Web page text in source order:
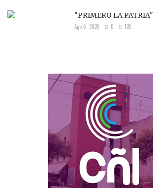
"PRIMERO LA PATRIA"
Ago 6, 2026 0 120